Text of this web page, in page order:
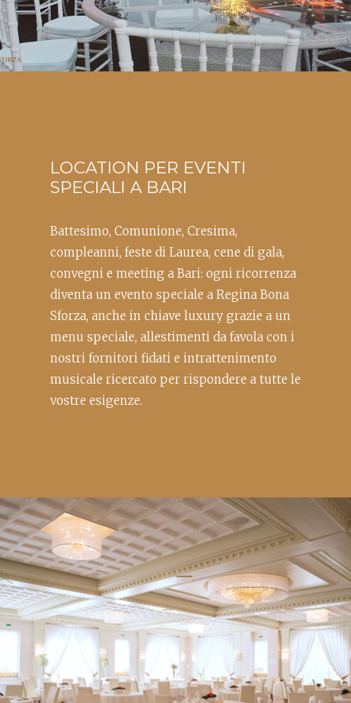
LOCATION PER EVENTI
SPECIALI A BARI
Battesimo, Comunione, Cresima,
compleanni, feste di Laurea, cene di gala,
convegni e meeting a Bari: ogni ricorrenza
diventa un evento speciale a Regina Bona
Sforza, anche in chiave luxury grazie a un
menu speciale, allestimenti da favola con i
nostri fornitori fidati e intrattenimento
musicale ricercato per rispondere a tutte le
vostre esigenze.